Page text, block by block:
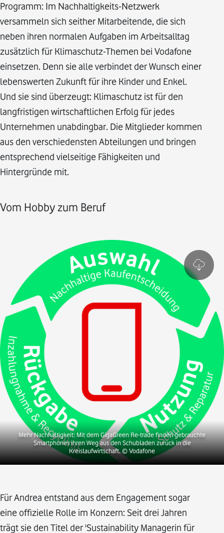
Programm: Im Nachhaltigkeits-Netzwerk
versammeln sich seither Mitarbeitende, die sich
neben ihren normalen Aufgaben im Arbeitsalltag
zusätzlich für Klimaschutz-Themen bei Vodafone
einsetzen. Denn sie alle verbindet der Wunsch einer
lebenswerten Zukunft für ihre Kinder und Enkel.
Und sie sind überzeugt: Klimaschutz ist für den
langfristigen wirtschaftlichen Erfolg für jedes
Unternehmen unabdingbar. Die Mitglieder kommen
aus den verschiedensten Abteilungen und bringen
entsprechend vielseitige Fähigkeiten und
Hintergründe mit.
Vom Hobby zum Beruf
Mehr Nachhaltigkeit: Mit dem GigaGreen Re-trade finden gebrauchte
Smartphones ihren Weg aus den Schubladen zurück in die
Kreislaufwirtschaft.© Vodafone
Für Andrea entstand aus dem Engagement sogar
eine offizielle Rolle im Konzern: Seit drei Jahren
trägt sie den Titel der 'Sustainability Managerin für